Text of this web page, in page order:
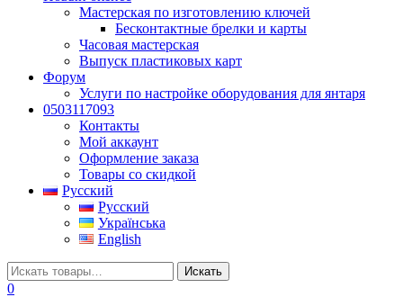
Мастерская по изготовлению ключей
Бесконтактные брелки и карты
Часовая мастерская
Выпуск пластиковых карт
Форум
Услуги по настройке оборудования для янтаря
0503117093
Контакты
Мой аккаунт
Оформление заказа
Товары со скидкой
Русский
Русский
Українська
English
0